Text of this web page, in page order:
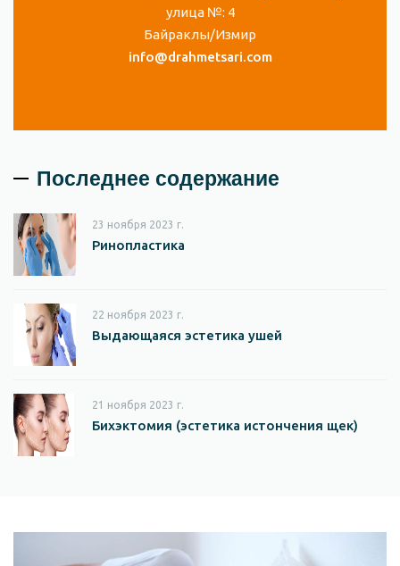
улица №: 4
Байраклы/Измир
info@drahmetsari.com
Последнее содержание
23 ноября 2023 г.
Ринопластика
22 ноября 2023 г.
Выдающаяся эстетика ушей
21 ноября 2023 г.
Бихэктомия (эстетика истончения щек)